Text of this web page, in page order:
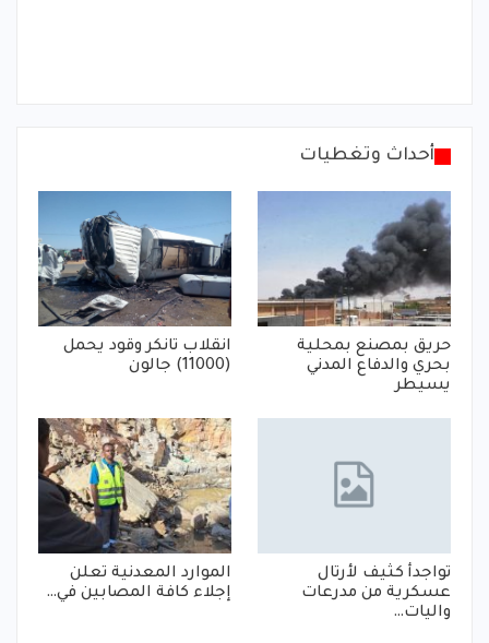
أحداث وتغطيات
حريق بمصنع بمحلية
بحري والدفاع المدني
يسيطر
انقلاب تانكر وقود يحمل
(11000) جالون
تواجدأ كثيف لأرتال
عسكرية من مدرعات
واليات…
الموارد المعدنية تعلن
إجلاء كافة المصابين في…